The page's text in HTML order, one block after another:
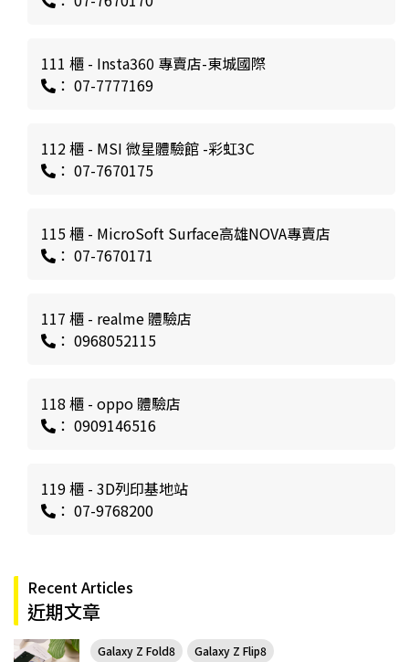
111 櫃 - Insta360 專賣店-東城國際
： 07-7777169
112 櫃 - MSI 微星體驗館 -彩虹3C
： 07-7670175
115 櫃 - MicroSoft Surface高雄NOVA專賣店
： 07-7670171
117 櫃 - realme 體驗店
： 0968052115
118 櫃 - oppo 體驗店
： 0909146516
119 櫃 - 3D列印基地站
： 07-9768200
Recent Articles
近期文章
Galaxy Z Fold8 Galaxy Z Flip8